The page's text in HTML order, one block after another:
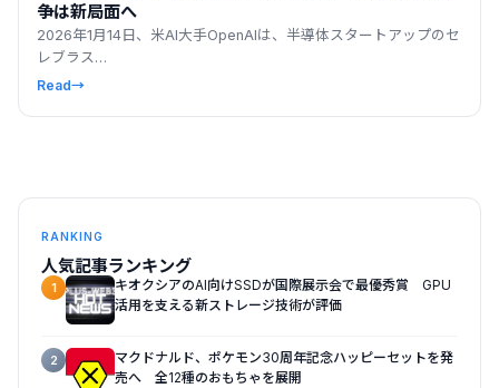
争は新局面へ
2026年1月14日、米AI大手OpenAIは、半導体スタートアップのセ
レブラス…
Read→
RANKING
人気記事ランキング
1
キオクシアのAI向けSSDが国際展示会で最優秀賞 GPU
活用を支える新ストレージ技術が評価
2
マクドナルド、ポケモン30周年記念ハッピーセットを発
売へ 全12種のおもちゃを展開